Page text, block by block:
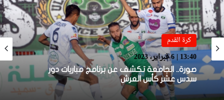
كرة القدم
13:40 | 6 فبراير، 2023
كرة القدم
17:38 | 31 يناير، 2023
قرعة الدور الـ32 من كأس العرش تضع المغرب